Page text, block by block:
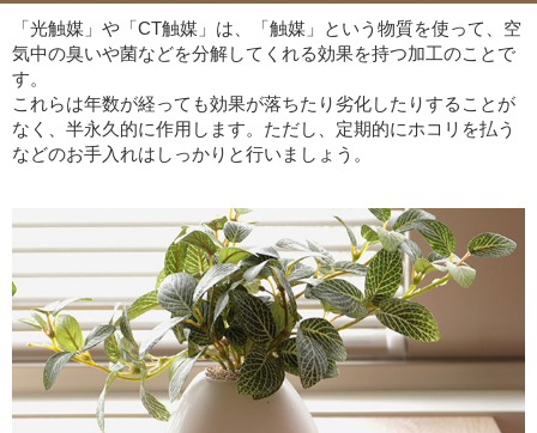
「光触媒」や「CT触媒」は、「触媒」という物質を使って、空
気中の臭いや菌などを分解してくれる効果を持つ加工のことで
す。
これらは年数が経っても効果が落ちたり劣化したりすることが
なく、半永久的に作用します。ただし、定期的にホコリを払う
などのお手入れはしっかりと行いましょう。